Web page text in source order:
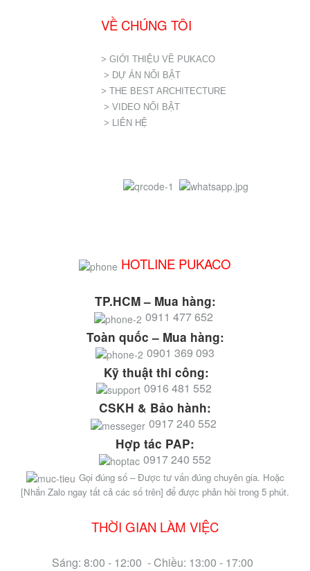
VỀ CHÚNG TÔI
> GIỚI THIỆU VỀ PUKACO
> DỰ ÁN NỔI BẬT
> THE BEST ARCHITECTURE
> VIDEO NỔI BẬT
> LIÊN HỆ
HOTLINE PUKACO
TP.HCM – Mua hàng:
0911 477 652
Toàn quốc – Mua hàng:
0901 369 093
Kỹ thuật thi công:
0916 481 552
CSKH & Bảo hành:
0917 240 552
Hợp tác PAP:
0917 240 552
Gọi đúng số – Được tư vấn đúng chuyên gia. Hoặc
[Nhắn Zalo ngay tất cả các số trên] để được phản hồi trong 5 phút.
THỜI GIAN LÀM VIỆC
Sáng: 8:00 - 12:00 - Chiều: 13:00 - 17:00